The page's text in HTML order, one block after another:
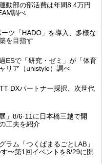
動部の部活費は年間8.4万円
調べ
ツ「HADO」を導入、多様な
を目指す
で「研究・ゼミ」が「体育
リア（unistyle）調べ
DXパートナー採択、次世代
」8/6-11に日本橋三越で開
工夫を紹介
ラム「つくばまるごとLAB」
〜第1回イベントを8/29に開